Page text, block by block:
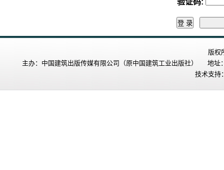
验证码:
版权
主办：中国建筑出版传媒有限公司（原中国建筑工业出版社） 地
技术支持